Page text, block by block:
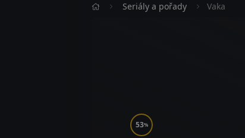
Seriály a pořady Vaka
53%